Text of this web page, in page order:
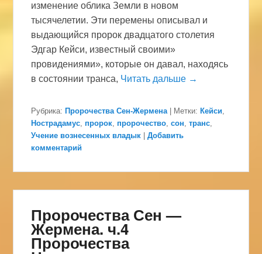
изменение облика Земли в новом
тысячелетии. Эти перемены описывал и
выдающийся пророк двадцатого столетия
Эдгар Кейси, известный своими»
провидениями», которые он давал, находясь
в состоянии транса, Читать дальше →
Рубрика: Пророчества Сен-Жермена Метки: Кейси,
Нострадамус, пророк, пророчество,сон,транс,
Учение вознесенных владык
|Добавить
комментарий
Пророчества Сен —
Жермена. ч.4
Пророчества